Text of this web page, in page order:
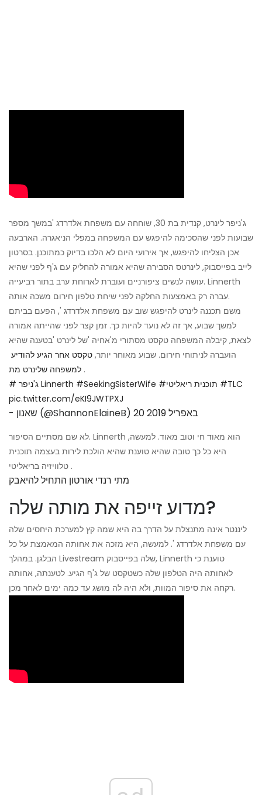
ג'ניפר לינרט, קנדית בת 30, שוחחה עם משפחת אלדרדג 'במשך מספר
שבועות לפני שהסכימה להיפגש עם המשפחה במפלי הניאגרה. הארבעה
אכן הצליחו להיפגש, אך אירועי היום לא הלכו בדיוק כמתוכנן. בסרטון
לייב בפייסבוק, לינרטס הסבירה שהיא אמורה להחליק עם ג'ף לפני שהיא
עושה לנשים ציפורניים ועוברת לארוחת ערב בתור רביעייה. Linnerth
עברה רק באמצעות החלקה לפני שיחת טלפון חירום משכה אותה.
משם תכננה לינרט להיפגש שוב עם משפחת אלדרדג ', הפעם בביתם
למשך שבוע, אך זה לא נועד להיות כך. זמן קצר לפני שהייתה אמורה
לצאת, קיבלה המשפחה טקסט מסתורי מ'אחיה 'של לינרט 'בטענה שהיא
הועברה לניתוחי חירום. שבוע מאוחר יותר, טקסט אחר הגיע להודיע ​​
למשפחה שלינרט מת .
# ג'ניפר Linnerth #SeekingSisterWife #תוכנית ריאליטי #TLC
pic.twitter.com/eKI9JWTPXJ
- שאנון (@ShannonElaineB) 20 באפריל 2019
לא שם מסתיים הסיפור. Linnerth הוא מאוד חי וטוב מאוד. למעשה,
היא כל כך טובה שהיא טוענת שהיא הולכת לירות בעצמה תוכנית
טלוויזיה בריאליטי .
מתי רנדי אורטון התחיל להיאבק
מדוע זייפה את מותה שלה?
ליננטר אינה מתנצלת על הדרך בה היא שמה קץ למערכת היחסים שלה
עם משפחת אלדרדג '. למעשה, היא מזכה את אחותה המאמצת על כל
הבלגן. במהלך Livestream שלה בפייסבוק, Linnerth טוענת כי
לאחותה היה הטלפון שלה כשטקסט של ג'ף הגיע. לטענתה, אחותה
רקחה את סיפור המוות, ולא היה לה מושג עד כמה ימים לאחר מכן.